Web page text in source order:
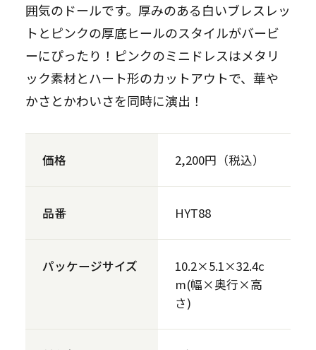
囲気のドールです。厚みのある白いブレスレッ
トとピンクの厚底ヒールのスタイルがバービ
ーにぴったり！ピンクのミニドレスはメタリ
ック素材とハート形のカットアウトで、華や
かさとかわいさを同時に演出！
価格 2,200円（税込）
品番 HYT88
パッケージサイズ
10.2×5.1×32.4c
m(幅×奥行×高
さ)